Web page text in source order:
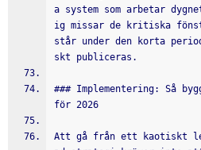
a system som arbetar
ig missar de kritiska
står under den korta
skt publiceras.
### Implementering: Så
för 2026
Att gå från ett kaotiskt